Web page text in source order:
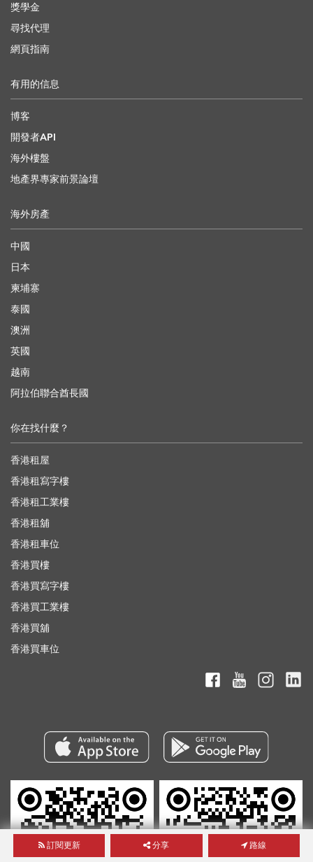
訂閱更新 分享 路線
獎學金
尋找代理
網頁指南
有用的信息
博客
開發者API
海外樓盤
地產界專家前景論壇
海外房產
中國
日本
柬埔寨
泰國
澳洲
英國
越南
阿拉伯聯合酋長國
你在找什麼？
香港租屋
香港租寫字樓
香港租工業樓
香港租舖
香港租車位
香港買樓
香港買寫字樓
香港買工業樓
香港買舖
香港買車位